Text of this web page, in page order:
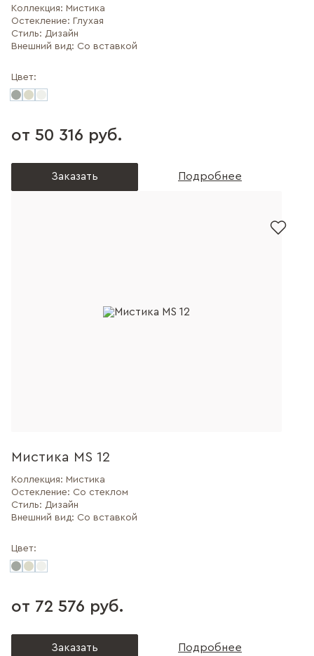
Коллекция: Мистика
Остекление: Глухая
Стиль: Дизайн
Внешний вид: Со вставкой
Цвет:
от 50 316 руб.
Заказать Подробнее
Мистика MS 12
Коллекция: Мистика
Остекление: Со стеклом
Стиль: Дизайн
Внешний вид: Со вставкой
Цвет:
от 72 576 руб.
Заказать Подробнее